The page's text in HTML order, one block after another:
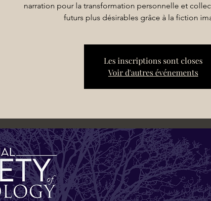
narration pour la transformation personnelle et
futurs plus désirables grâce à la fiction
Les inscriptions sont closes
Voir d'autres événements